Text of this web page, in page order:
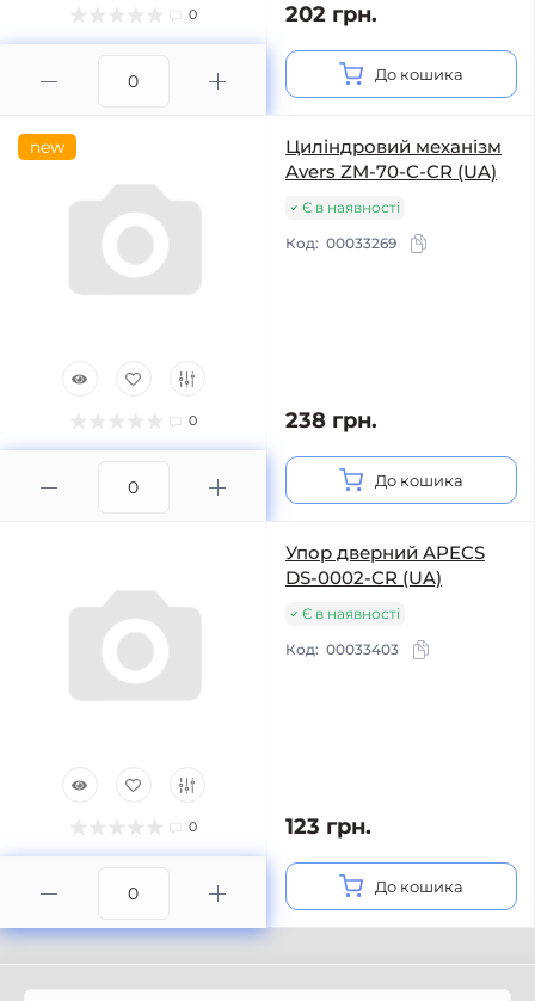
0 202 грн.
До кошика
new
0
Циліндровий механізм
Avers ZM-70-C-CR (UA)
Є в наявності
Код: 00033269
238 грн.
До кошика
0
Упор дверний APECS
DS-0002-CR (UA)
Є в наявності
Код: 00033403
123 грн.
До кошика